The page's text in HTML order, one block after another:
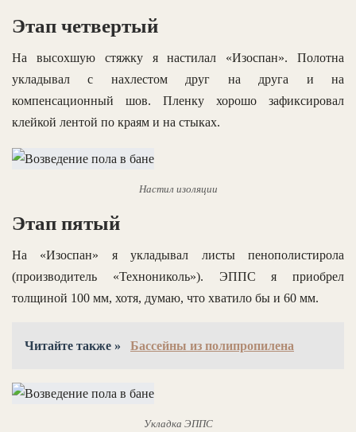
Этап четвертый
На высохшую стяжку я настилал «Изоспан». Полотна
укладывал с нахлестом друг на друга и на
компенсационный шов. Пленку хорошо зафиксировал
клейкой лентой по краям и на стыках.
Настил изоляции
Этап пятый
На «Изоспан» я укладывал листы пенополистирола
(производитель «Технониколь»). ЭППС я приобрел
толщиной 100 мм, хотя, думаю, что хватило бы и 60 мм.
Читайте также » Бассейны из полипропилена
Укладка ЭППС